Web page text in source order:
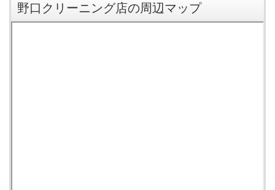
野口クリーニング店の周辺マップ